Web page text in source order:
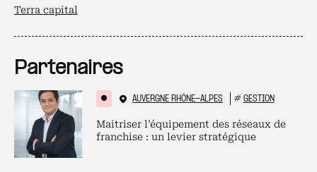
Terra capital
Partenaires
AUVERGNE RHÔNE-ALPES # GESTION
Maitriser l’équipement des réseaux de
franchise : un levier stratégique